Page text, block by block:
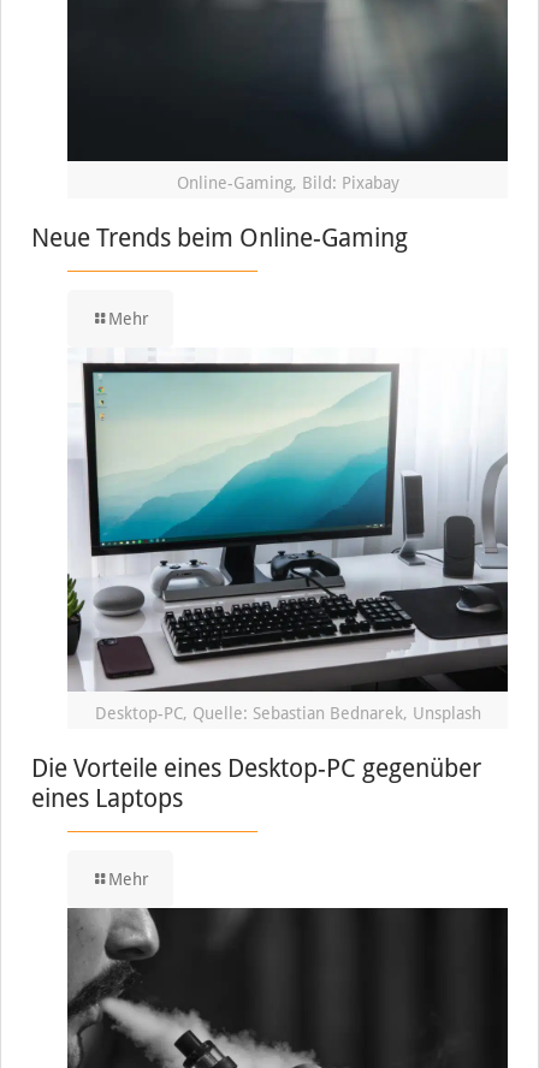
Online-Gaming, Bild: Pixabay
Neue Trends beim Online-Gaming
Mehr
Desktop-PC, Quelle: Sebastian Bednarek, Unsplash
Die Vorteile eines Desktop-PC gegenüber
eines Laptops
Mehr